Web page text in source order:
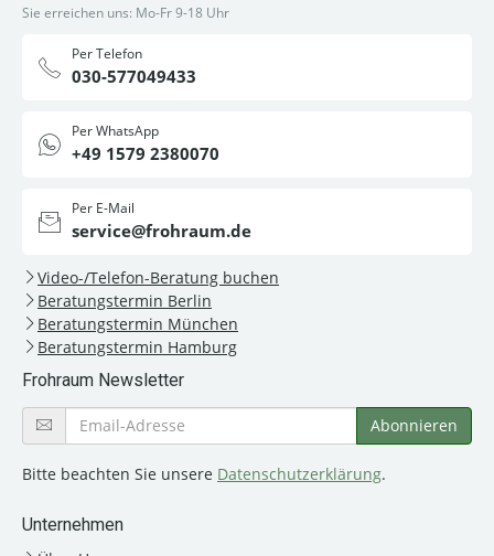
Sie erreichen uns: Mo-Fr 9-18 Uhr
Per Telefon
030-577049433
Per WhatsApp
+49 1579 2380070
Per E-Mail
service@frohraum.de
Video-/Telefon-Beratung buchen
Beratungstermin Berlin
Beratungstermin München
Beratungstermin Hamburg
Frohraum Newsletter
Bitte beachten Sie unsere Datenschutzerklärung.
Unternehmen